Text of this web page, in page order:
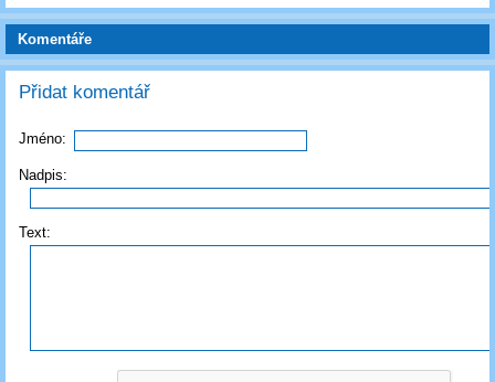
Komentáře
Přidat komentář
Jméno:
Nadpis:
Text: